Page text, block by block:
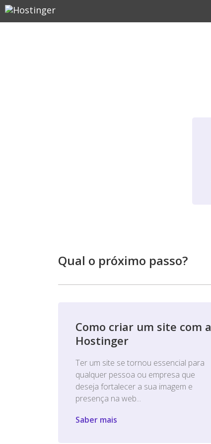
Qual o próximo passo?
Como criar um site com a
Hostinger
Ter um site se tornou essencial para
qualquer pessoa ou empresa que
deseja fortalecer a sua imagem e
presença na web...
Saber mais